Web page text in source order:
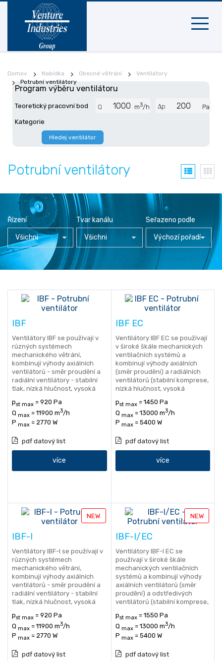
Mobilní
Domov Nabídka Obecné větrání
Ventilátory
Potrubní ventilátory
Program výběru ventilátoru
Teoretický pracovní bod Q m3/h Δp
Pa
Kategorie
Hledej ventilátor
Potrubní ventilátory
Řízení
Všichni
Tvar kanálu
Všichni
Seřazeno podle
Výchozí pořadí
IBF
Ventilátory IBF se používají v
různých systémech
mechanického větrání,
kombinují výhody axiálních
ventilátorů - směr proudění a
radiální ventilátory - stabilní
tlak, nízká hlučnost, vysoká
pst max = 920 Pa
Q max = 11900 m3/h
P max = 2770 W
pdf datový list
více
IBF EC
Ventilátory IBF EC se používají
v široké škále mechanických
ventilačních systémů a
kombinují výhody axiálních
(směr proudění) a radiálních
ventilátorů (stabilní komprese,
nízká hlučnost, vysoká
pst max= 1450 Pa
Q max= 13000 m3/h
P max= 5400 W
pdf datový list
více
NEW
IBF-I
Ventilátory IBF-I se používají v
různých systémech
mechanického větrání,
kombinují výhody axiálních
ventilátorů - směr proudění a
radiální ventilátory - stabilní
tlak, nízká hlučnost, vysoká
pst max = 920 Pa
Q max = 11900 m3/h
P max = 2770 W
pdf datový list
NEW
IBF-I/EC
Ventilátory IBF-I EC se
používají v široké škále
mechanických ventilačních
systémů a kombinují výhody
axiálních ventilátorů (směr
proudění) a odstředivých
ventilátorů (stabilní komprese,
účinnost).
pst max= 1550 Pa
Q max= 13000 m3/h
P max= 5400 W
pdf datový list